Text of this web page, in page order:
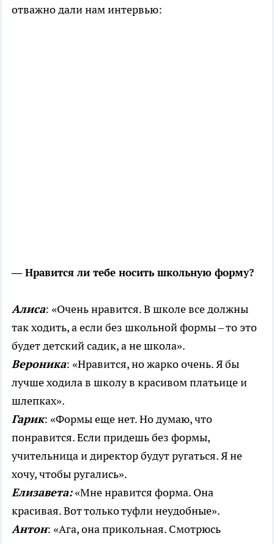
отважно дали нам интервью:
—Нравится ли тебе носить школьную форму?
Алиса: «Очень нравится. В школе все должны
так ходить, а если без школьной формы – то это
будет детский садик, а не школа».
Вероника: «Нравится, но жарко очень. Я бы
лучше ходила в школу в красивом платьице и
шлепках».
Гарик: «Формы еще нет. Но думаю, что
понравится. Если придешь без формы,
учительница и директор будут ругаться. Я не
хочу, чтобы ругались».
Елизавета:«Мне нравится форма. Она
красивая. Вот только туфли неудобные».
Антон: «Ага, она прикольная. Смотрюсь